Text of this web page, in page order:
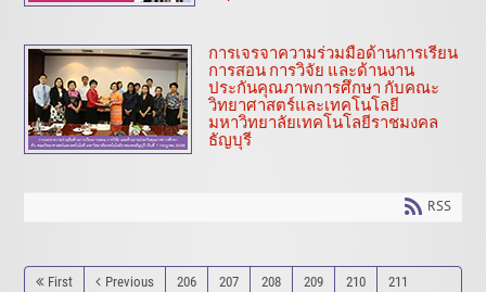
การเจรจาความร่วมมือด้านการเรียน
การสอน การวิจัย และด้านงาน
ประกันคุณภาพการศึกษา กับคณะ
วิทยาศาสตร์และเทคโนโลยี
มหาวิทยาลัยเทคโนโลยีราชมงคล
ธัญบุรี
RSS
First Previous 206 207 208 209 210
211